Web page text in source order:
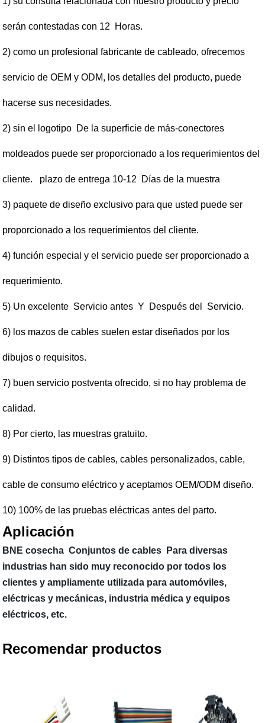
serán contestadas con 12 Horas.
2) como un profesional fabricante de cableado, ofrecemos
servicio de OEM y ODM, los detalles del producto, puede
hacerse sus necesidades.
2) sin el logotipo De la superficie de más-conectores
moldeados puede ser proporcionado a los requerimientos del
cliente. plazo de entrega 10-12 Días de la muestra
3) paquete de diseño exclusivo para que usted puede ser
proporcionado a los requerimientos del cliente.
4) función especial y el servicio puede ser proporcionado a
requerimiento.
5) Un excelente Servicio antes Y Después del Servicio.
6) los mazos de cables suelen estar diseñados por los
dibujos o requisitos.
7) buen servicio postventa ofrecido, si no hay problema de
calidad.
8) Por cierto, las muestras gratuito.
9) Distintos tipos de cables, cables personalizados, cable,
cable de consumo eléctrico y aceptamos OEM/ODM diseño.
10) 100% de las pruebas eléctricas antes del parto.
Aplicación
BNE cosecha Conjuntos de cables Para diversas
industrias han sido muy reconocido por todos los
clientes y ampliamente utilizada para automóviles,
eléctricas y mecánicas, industria médica y equipos
eléctricos, etc.
Recomendar productos